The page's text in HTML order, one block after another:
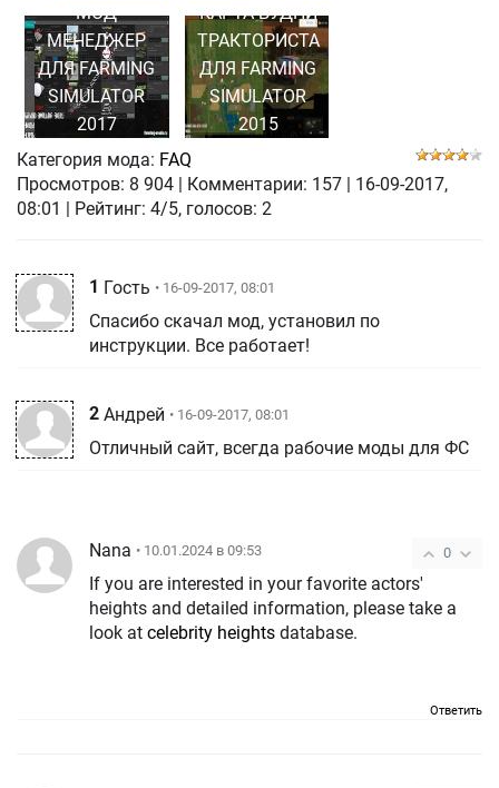
МОД
МЕНЕДЖЕР
ДЛЯ FARMING
SIMULATOR
2017
КАРТА БУДНИ
ТРАКТОРИСТА
ДЛЯ FARMING
SIMULATOR
2015
Категория мода: FAQ
Просмотров: 8 904 Комментарии: 157
16-09-2017,
08:01
| Рейтинг: 4/5, голосов: 2
1 Гость • 16-09-2017, 08:01
Спасибо скачал мод, установил по
инструкции. Все работает!
2 Андрей • 16-09-2017, 08:01
Отличный сайт, всегда рабочие моды для ФС
0
Nana • 10.01.2024 в 09:53
If you are interested in your favorite actors'
heights and detailed information, please take a
look at celebrity heights database.
Ответить